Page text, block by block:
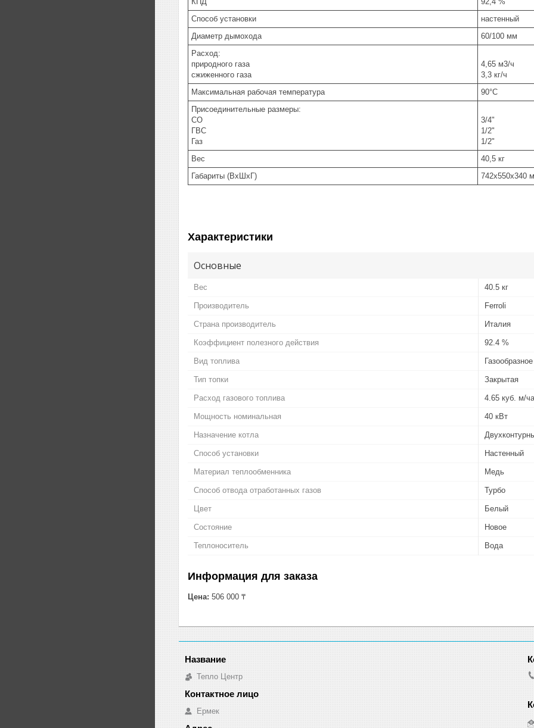
Способ установки
настенный
Диаметр дымохода
60/100 мм
Расход:
природного газа
сжиженного газа
4,65 м3/ч
3,3 кг/ч
Максимальная рабочая температура
90°С
Присоединительные размеры:
СО
ГВС
Газ
3/4"
1/2"
1/2"
Вес
40,5 кг
Габариты (ВхШхГ)
742х550х340
Характеристики
Основные
Вес 40.5 кг
Производитель Ferroli
Страна производитель Италия
Коэффициент полезного действия 92.4 %
Вид топлива Газообразное
Тип топки Закрытая
Расход газового топлива 4.65 куб. м/
Мощность номинальная 40 кВт
Назначение котла
Способ установки Настенный
Материал теплообменника Медь
Способ отвода отработанных газов Турбо
Цвет Белый
Состояние Новое
Теплоноситель Вода
Информация для заказа
Цена: 506 000 ₸
Тепло Центр
Ермек